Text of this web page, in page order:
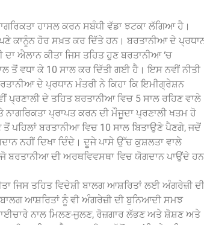
ਹਾਸਲ ਕਰਨ ਸਬੰਧੀ ਵੱਡਾ ਝਟਕਾ ਲੱਗਿਆ ਹੈ।
ਕਾਨੂੰਨ ਹੋਰ ਸਖ਼ਤ ਕਰ ਦਿੱਤੇ ਹਨ। ਬਰਤਾਨੀਆ ਦੇ
ਐਲਾਨ ਕੀਤਾ ਜਿਸ ਤਹਿਤ ਹੁਣ ਬਰਤਾਨੀਆ ‘ਚ
ਤੋਂ ਵਧਾ ਕੇ 10 ਸਾਲ ਕਰ ਦਿੱਤੀ ਗਈ ਹੈ। ਇਸ ਨਵੀਂ ਨੀਤੀ
ਦੇ ਪ੍ਰਧਾਨ ਮੰਤਰੀ ਨੇ ਕਿਹਾ ਕਿ ਇਮੀਗ੍ਰੇਸ਼ਨ
ਪ੍ਰਣਾਲੀ ਦੇ ਤਹਿਤ ਬਰਤਾਨੀਆ ਵਿਚ 5 ਸਾਲ ਰਹਿਣ ਵਾਲੇ
ਪ੍ਰਾਪਤ ਕਰਨ ਦੀ ਮੌਜੂਦਾ ਪ੍ਰਣਾਲੀ ਖਤਮ ਹੋ
ਬਰਤਾਨੀਆ ਵਿਚ 10 ਸਾਲ ਬਿਤਾਉਣੇ ਪੈਣਗੇ, ਜਦੋਂ
ਨਹੀਂ ਦਿਖਾ ਦਿੰਦੇ। ਦੂਜੇ ਪਾਸੇ ਉੱਚ ਕੁਸ਼ਲਤਾ ਵਾਲੇ
ਦੀ ਅਰਥਵਿਵਸਥਾ ਵਿਚ ਯੋਗਦਾਨ ਪਾਉਂਦੇ
ਜਿਸ ਤਹਿਤ ਵਿਦੇਸ਼ੀ ਬਾਲਗ ਆਸ਼ਰਿਤਾਂ ਲਈ ਅੰਗਰੇਜ਼ੀ ਦੀ
ਆਸ਼ਰਿਤਾਂ ਨੂੰ ਵੀ ਅੰਗਰੇਜ਼ੀ ਦੀ ਬੁਨਿਆਦੀ ਸਮਝ
ਨਾਲ ਮਿਲਣ-ਜੁਲਣ, ਰੋਜ਼ਗਾਰ ਲੱਭਣ ਅਤੇ ਸ਼ੋਸ਼ਣ ਅਤੇ